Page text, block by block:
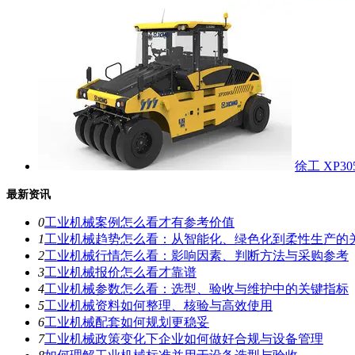
徐工
最新资讯
0工业机械案例怎么看才有参考价值
1工业机械趋势怎么看：从智能化、绿色化到柔性生产的
2工业机械行情怎么看：影响因素、判断方法与采购参考
3工业机械报价怎么看才靠谱
4工业机械参数怎么看：选型、验收与维护中的关键指标
5工业机械资料如何整理、核验与高效使用
6工业机械配套如何规划更稳妥
7工业机械政策变化下企业如何做好合规与设备管理